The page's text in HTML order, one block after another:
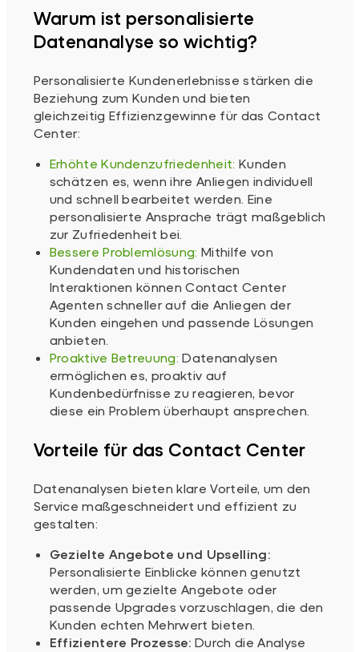
Warum ist personalisierte
Datenanalyse so wichtig?
Personalisierte Kundenerlebnisse stärken die
Beziehung zum Kunden und bieten
gleichzeitig Effizienzgewinne für das Contact
Center:
Erhöhte Kundenzufriedenheit: Kunden
schätzen es, wenn ihre Anliegen individuell
und schnell bearbeitet werden. Eine
personalisierte Ansprache trägt maßgeblich
zur Zufriedenheit bei.
Bessere Problemlösung: Mithilfe von
Kundendaten und historischen
Interaktionen können Contact Center
Agenten schneller auf die Anliegen der
Kunden eingehen und passende Lösungen
anbieten.
Proaktive Betreuung: Datenanalysen
ermöglichen es, proaktiv auf
Kundenbedürfnisse zu reagieren, bevor
diese ein Problem überhaupt ansprechen.
Vorteile für das Contact Center
Datenanalysen bieten klare Vorteile, um den
Service maßgeschneidert und effizient zu
gestalten:
Gezielte Angebote und Upselling:
Personalisierte Einblicke können genutzt
werden, um gezielte Angebote oder
passende Upgrades vorzuschlagen, die den
Kunden echten Mehrwert bieten.
Effizientere Prozesse: Durch die Analyse